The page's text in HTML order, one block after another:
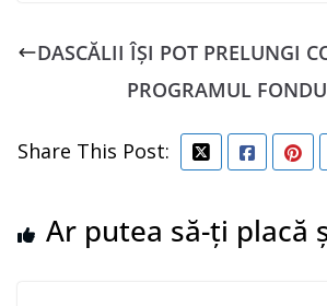
DASCĂLII ÎȘI POT PRELUNGI
PROGRAMUL
Share This Post:
Ar putea să-ți placă